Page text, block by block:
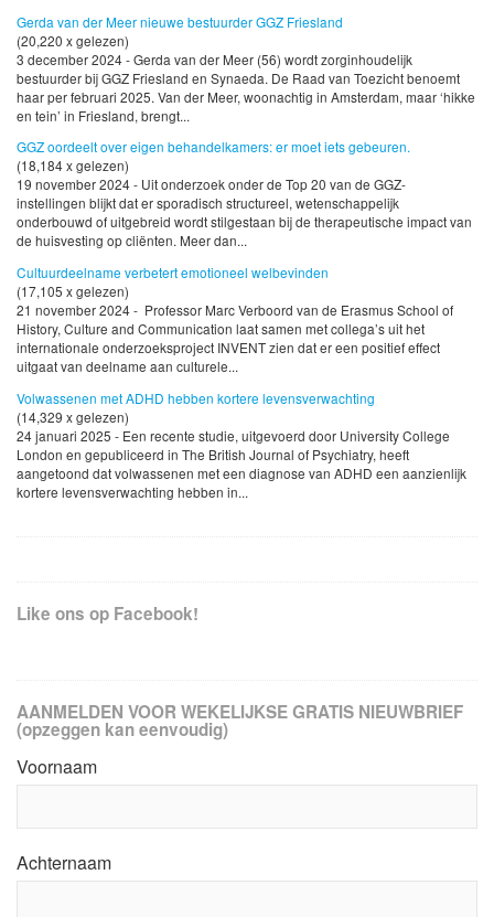
Gerda van der Meer nieuwe bestuurder GGZ Friesland
(20,220 x gelezen)
3 december 2024 - Gerda van der Meer (56) wordt zorginhoudelijk
bestuurder bij GGZ Friesland en Synaeda. De Raad van Toezicht benoemt
haar per februari 2025. Van der Meer, woonachtig in Amsterdam, maar ‘hikke
en tein’ in Friesland, brengt...
GGZ oordeelt over eigen behandelkamers: er moet iets gebeuren.
(18,184 x gelezen)
19 november 2024 - Uit onderzoek onder de Top 20 van de GGZ-
instellingen blijkt dat er sporadisch structureel, wetenschappelijk
onderbouwd of uitgebreid wordt stilgestaan bij de therapeutische impact van
de huisvesting op cliënten. Meer dan...
Cultuurdeelname verbetert emotioneel welbevinden
(17,105 x gelezen)
21 november 2024 - Professor Marc Verboord van de Erasmus School of
History, Culture and Communication laat samen met collega’s uit het
internationale onderzoeksproject INVENT zien dat er een positief effect
uitgaat van deelname aan culturele...
Volwassenen met ADHD hebben kortere levensverwachting
(14,329 x gelezen)
24 januari 2025 - Een recente studie, uitgevoerd door University College
London en gepubliceerd in The British Journal of Psychiatry, heeft
aangetoond dat volwassenen met een diagnose van ADHD een aanzienlijk
kortere levensverwachting hebben in...
Like ons op Facebook!
AANMELDEN VOOR WEKELIJKSE GRATIS NIEUWBRIEF
(opzeggen kan eenvoudig)
Voornaam
Achternaam